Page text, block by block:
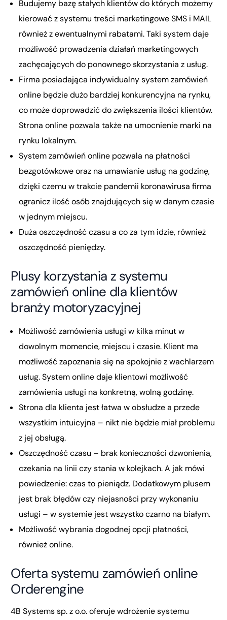
Budujemy bazę stałych klientów do których możemy
kierować z systemu treści marketingowe SMS i MAIL
również z ewentualnymi rabatami. Taki system daje
możliwość prowadzenia działań marketingowych
zachęcających do ponownego skorzystania z usług.
Firma posiadająca indywidualny system zamówień
online będzie dużo bardziej konkurencyjna na rynku,
co może doprowadzić do zwiększenia ilości klientów.
Strona online pozwala także na umocnienie marki na
rynku lokalnym.
System zamówień online pozwala na płatności
bezgotówkowe oraz na umawianie usług na godzinę,
dzięki czemu w trakcie pandemii koronawirusa firma
ogranicz ilość osób znajdujących się w danym czasie
w jednym miejscu.
Duża oszczędność czasu a co za tym idzie, również
oszczędność pieniędzy.
Plusy korzystania z systemu
zamówień online dla klientów
branży motoryzacyjnej
Możliwość zamówienia usługi w kilka minut w
dowolnym momencie, miejscu i czasie. Klient ma
możliwość zapoznania się na spokojnie z wachlarzem
usług. System online daje klientowi możliwość
zamówienia usługi na konkretną, wolną godzinę.
Strona dla klienta jest łatwa w obsłudze a przede
wszystkim intuicyjna – nikt nie będzie miał problemu
z jej obsługą.
Oszczędność czasu – brak konieczności dzwonienia,
czekania na linii czy stania w kolejkach. A jak mówi
powiedzenie: czas to pieniądz. Dodatkowym plusem
jest brak błędów czy niejasności przy wykonaniu
usługi – w systemie jest wszystko czarno na białym.
Możliwość wybrania dogodnej opcji płatności,
również online.
Oferta systemu zamówień online
Orderengine
4B Systems sp. z o.o. oferuje wdrożenie systemu